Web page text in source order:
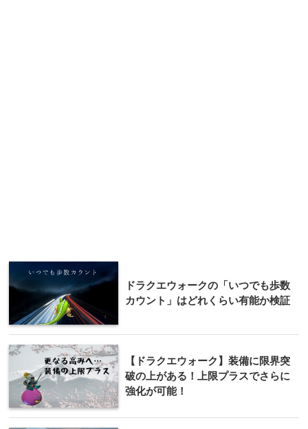
ドラクエウォークの「いつでも歩数
カウント」はどれくらい有能か検証
【ドラクエウォーク】装備に限界突
破の上がある！上限プラスでさらに
強化が可能！